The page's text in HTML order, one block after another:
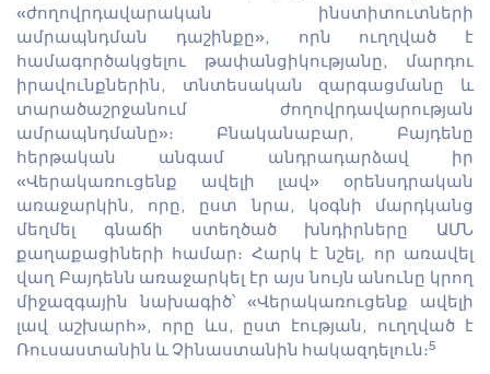
«ժողովրդավարական ինստիտուտների
ամրապնդման դաշինքը», որն ուղղված է
համագործակցելու թափանցիկությանը, մարդու
իրավունքներին, տնտեսական զարգացմանը և
տարածաշրջանում ժողովրդավարության
ամրապնդմանը»։ Բնականաբար, Բայդենը
հերթական անգամ անդրադարձավ իր
«Վերակառուցենք ավելի լավ» օրենսդրական
առաջարկին, որը, ըստ նրա, կօգնի մարդկանց
մեղմել գնաճի ստեղծած խնդիրները ԱՄՆ
քաղաքացիների համար։ Հարկ է նշել, որ առավել
վաղ Բայդենն առաջարկել էր այս նույն անունը կրող
միջազգային նախագիծ՝ «Վերակառուցենք ավելի
լավ աշխարհ», որը ևս, ըստ էության, ուղղված է
Ռուսաստանին և Չինաստանին հակազդելուն։5